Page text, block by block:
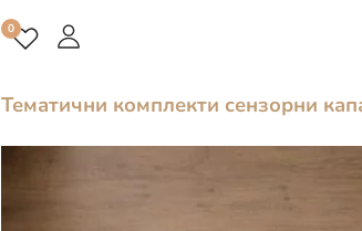
0
Тематични комплекти сензорни